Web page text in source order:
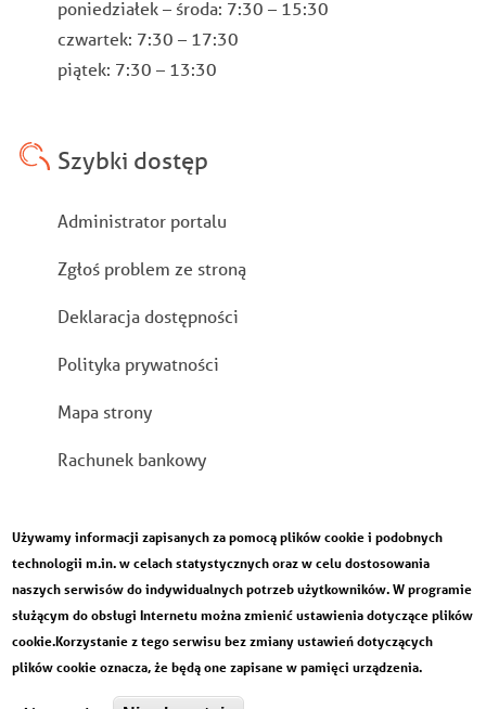
poniedziałek – środa: 7:30 – 15:30
czwartek: 7:30 – 17:30
piątek: 7:30 – 13:30
Szybki dostęp
Stopka
Administrator portalu
Zgłoś problem ze stroną
Deklaracja dostępności
Polityka prywatności
Mapa strony
Rachunek bankowy
Używamy informacji zapisanych za pomocą plików cookie i podobnych
technologii m.in. w celach statystycznych oraz w celu dostosowania
naszych serwisów do indywidualnych potrzeb użytkowników. W programie
służącym do obsługi Internetu można zmienić ustawienia dotyczące plików
cookie.Korzystanie z tego serwisu bez zmiany ustawień dotyczących
plików cookie oznacza, że będą one zapisane w pamięci urządzenia.